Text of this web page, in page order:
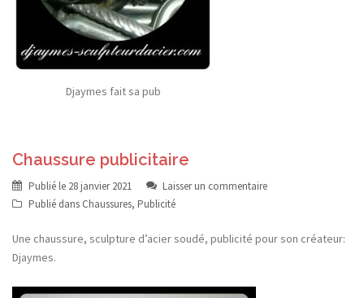
Djaymes fait sa pub
Chaussure publicitaire
Publié le 28 janvier 2021
Laisser un commentaire
Publié dans Chaussures, Publicité
Une chaussure, sculpture d’acier soudé, publicité pour son créateur:
Djaymes.